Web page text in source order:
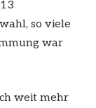
so viele
war
weit mehr